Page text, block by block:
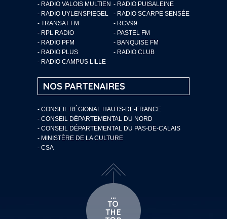
- RADIO VALOIS MULTIEN - RADIO PUISALEINE
- RADIO UYLENSPIEGEL
- RADIO SCARPE SENSÉE
- TRANSAT FM
- RCV99
- RPL RADIO
- PASTEL FM
- RADIO PFM
- BANQUISE FM
- RADIO PLUS
- RADIO CLUB
- RADIO CAMPUS LILLE
NOS PARTENAIRES
- CONSEIL RÉGIONAL HAUTS-DE-FRANCE
- CONSEIL DÉPARTEMENTAL DU NORD
- CONSEIL DÉPARTEMENTAL DU PAS-DE-CALAIS
- MINISTÈRE DE LA CULTURE
- CSA